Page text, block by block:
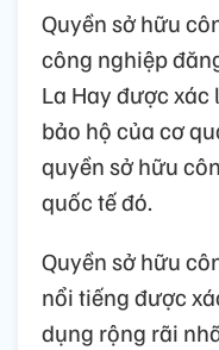
Quyền sở hữu
công nghiệp
La Hay được
bảo hộ của cơ
quyền sở hữu
quốc tế đó.
Quyền sở hữu
nổi tiếng được
dụng rộng rãi